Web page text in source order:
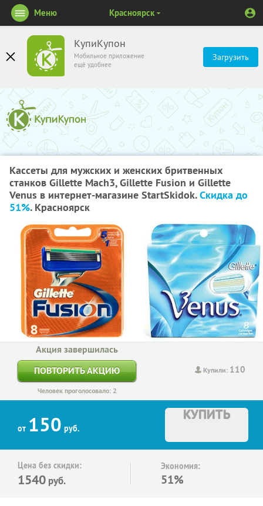
КупиКупон
Мобильное приложение
ещё удобнее
Загрузить
Меню Красноярск
Кассеты для мужских и женских бритвенных
станков Gillette Mach3, Gillette Fusion и Gillette
Venus в интернет-магазине StartSkidok.Скидка до
51%. Красноярск
Купили: 110
Акция завершилась
ПОВТОРИТЬ АКЦИЮ
Человек проголосовало: 2
от 150 руб.
КУПИТЬ
Цена без скидки:
1540 руб.
Экономия:
51%